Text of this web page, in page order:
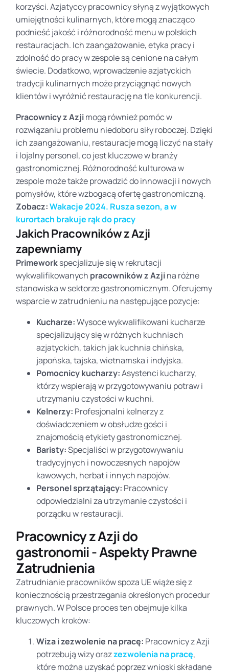
korzyści. Azjatyccy pracownicy słyną z wyjątkowych
umiejętności kulinarnych, które mogą znacząco
podnieść jakość i różnorodność menu w polskich
restauracjach. Ich zaangażowanie, etyka pracy i
zdolność do pracy w zespole są cenione na całym
świecie. Dodatkowo, wprowadzenie azjatyckich
tradycji kulinarnych może przyciągnąć nowych
klientów i wyróżnić restaurację na tle konkurencji.
Pracownicy z Azjimogą również pomóc w
rozwiązaniu problemu niedoboru siły roboczej. Dzięki
ich zaangażowaniu, restauracje mogą liczyć na stały
i lojalny personel, co jest kluczowe w branży
gastronomicznej. Różnorodność kulturowa w
zespole może także prowadzić do innowacji i nowych
pomysłów, które wzbogacą ofertę gastronomiczną.
Zobacz:Wakacje 2024. Rusza sezon, a w
kurortach brakuje rąk do pracy
Jakich Pracowników z Azji
zapewniamy
Primeworkspecjalizuje się w rekrutacji
wykwalifikowanych pracowników z Azjina różne
stanowiska w sektorze gastronomicznym. Oferujemy
wsparcie w zatrudnieniu na następujące pozycje:
Kucharze:Wysoce wykwalifikowani kucharze
specjalizujący się w różnych kuchniach
azjatyckich, takich jak kuchnia chińska,
japońska, tajska, wietnamska i indyjska.
Pomocnicy kucharzy:Asystenci kucharzy,
którzy wspierają w przygotowywaniu potraw i
utrzymaniu czystości w kuchni.
Kelnerzy: Profesjonalni kelnerzy z
doświadczeniem w obsłudze gości i
znajomością etykiety gastronomicznej.
Baristy:Specjaliści w przygotowywaniu
tradycyjnych i nowoczesnych napojów
kawowych, herbat i innych napojów.
Personel sprzątający: Pracownicy
odpowiedzialni za utrzymanie czystości i
porządku w restauracji.
Pracownicy z Azji do
gastronomii - Aspekty Prawne
Zatrudnienia
Zatrudnianie pracowników spoza UE wiąże się z
koniecznością przestrzegania określonych procedur
prawnych. W Polsce proces ten obejmuje kilka
kluczowych kroków:
Wiza i zezwolenie na pracę: Pracownicy z Azji
potrzebują wizy orazzezwolenia na pracę,
które można uzyskać poprzez wnioski składane